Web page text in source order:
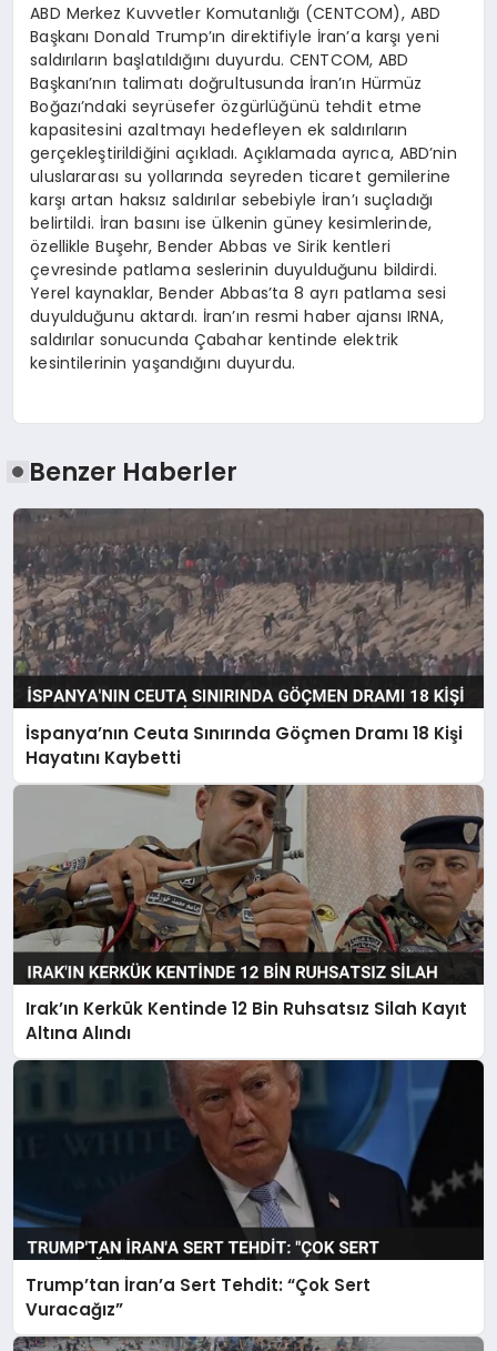
ABD Merkez Kuvvetler Komutanlığı (CENTCOM), ABD
Başkanı Donald Trump’ın direktifiyle İran’a karşı yeni
saldırıların başlatıldığını duyurdu. CENTCOM, ABD
Başkanı’nın talimatı doğrultusunda İran’ın Hürmüz
Boğazı’ndaki seyrüsefer özgürlüğünü tehdit etme
kapasitesini azaltmayı hedefleyen ek saldırıların
gerçekleştirildiğini açıkladı. Açıklamada ayrıca, ABD’nin
uluslararası su yollarında seyreden ticaret gemilerine
karşı artan haksız saldırılar sebebiyle İran’ı suçladığı
belirtildi. İran basını ise ülkenin güney kesimlerinde,
özellikle Buşehr, Bender Abbas ve Sirik kentleri
çevresinde patlama seslerinin duyulduğunu bildirdi.
Yerel kaynaklar, Bender Abbas’ta 8 ayrı patlama sesi
duyulduğunu aktardı. İran’ın resmi haber ajansı IRNA,
saldırılar sonucunda Çabahar kentinde elektrik
kesintilerinin yaşandığını duyurdu.
Benzer Haberler
İspanya’nın Ceuta Sınırında Göçmen Dramı 18 Kişi
Hayatını Kaybetti
Irak’ın Kerkük Kentinde 12 Bin Ruhsatsız Silah Kayıt
Altına Alındı
Trump’tan İran’a Sert Tehdit: “Çok Sert
Vuracağız”